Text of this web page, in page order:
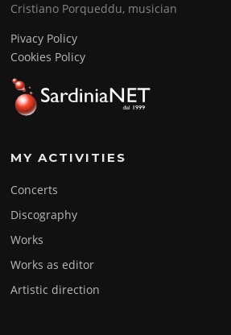
Cristiano Porqueddu, musician
Pivacy Policy
Cookies Policy
MY ACTIVITIES
Concerts
Discography
Works
Works as editor
Artistic direction